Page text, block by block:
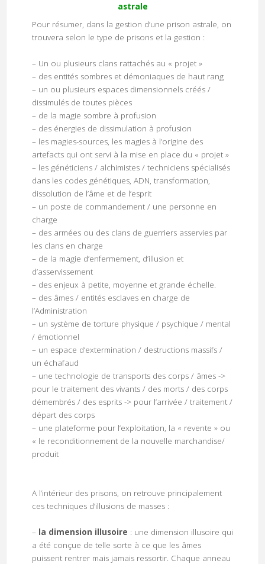
astrale
Pour résumer, dans la gestion d’une prison astrale, on
trouvera selon le type de prisons et la gestion :
– Un ou plusieurs clans rattachés au « projet »
– des entités sombres et démoniaques de haut rang
– un ou plusieurs espaces dimensionnels créés /
dissimulés de toutes pièces
– de la magie sombre à profusion
– des énergies de dissimulation à profusion
– les magies-sources, les magies à l’origine des
artefacts qui ont servi à la mise en place du « projet »
– les généticiens / alchimistes / techniciens spécialisés
dans les codes génétiques, ADN, transformation,
dissolution de l’âme et de l’esprit
– un poste de commandement / une personne en
charge
– des armées ou des clans de guerriers asservies par
les clans en charge
– de la magie d’enfermement, d’illusion et
d’asservissement
– des enjeux à petite, moyenne et grande échelle.
– des âmes / entités esclaves en charge de
l’Administration
– un système de torture physique / psychique / mental
/ émotionnel
– un espace d’extermination / destructions massifs /
un échafaud
– une technologie de transports des corps / âmes ->
pour le traitement des vivants / des morts / des corps
démembrés / des esprits -> pour l’arrivée / traitement /
départ des corps
– une plateforme pour l’exploitation, la « revente » ou
« le reconditionnement de la nouvelle marchandise/
produit
A l’intérieur des prisons, on retrouve principalement
ces techniques d’illusions de masses :
– la dimension illusoire : une dimension illusoire qui
a été conçue de telle sorte à ce que les âmes
puissent rentrer mais jamais ressortir. Chaque anneau